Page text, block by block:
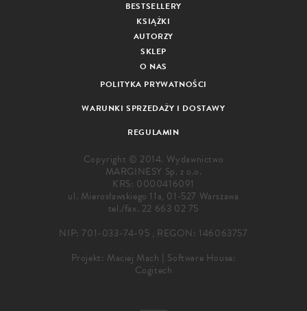
BESTSELLERY
KSIĄŻKI
AUTORZY
SKLEP
O NAS
POLITYKA PRYWATNOŚCI
WARUNKI SPRZEDAŻY I DOSTAWY
REGULAMIN
Copyright © 2014. Wydawnictwo
MARGINESY Sp. z o.o.
KRS: 0000416091
ul. Mierosławskiego 11a, 01-527 Warszawa
tel./fax. 22 663 02 75
NIP: 701-033-74-95 , REGON: 146063757
Projekt: Maciej Mach | Software House:
Cogitech